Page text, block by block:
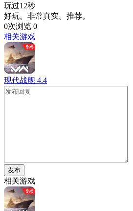
玩过12秒
好玩。非常真实。推荐。
0次浏览 0
相关游戏
现代战舰 4.4
发布
相关游戏